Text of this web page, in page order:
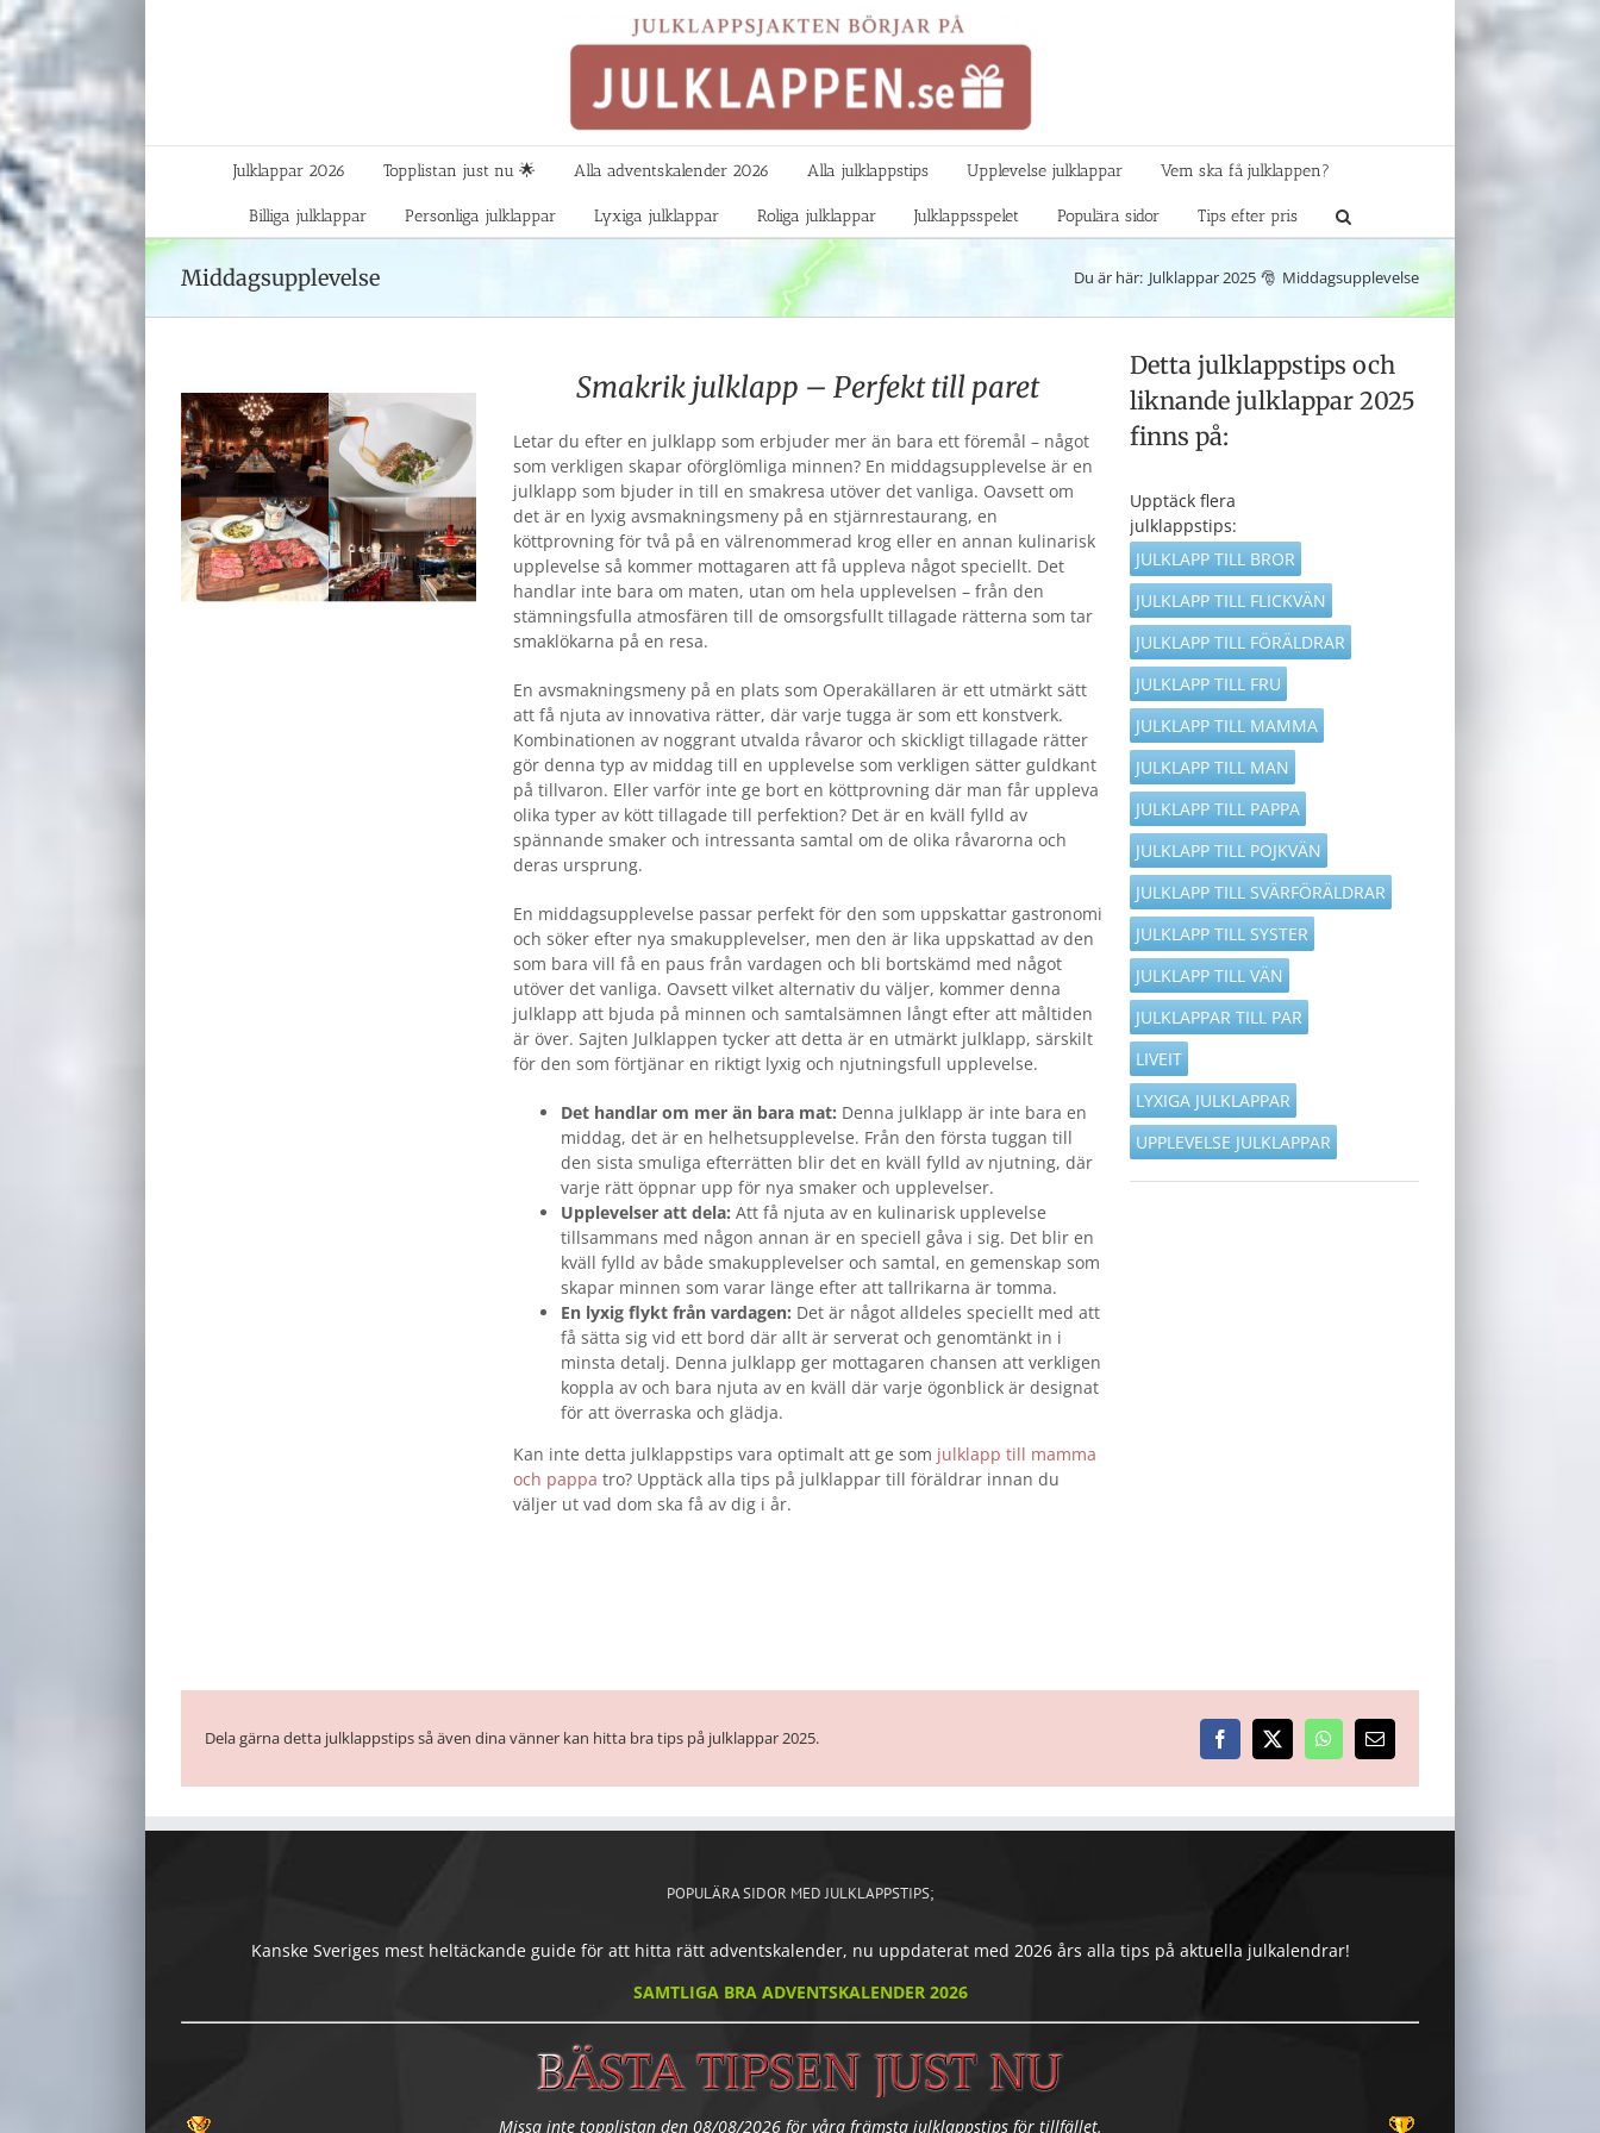
Fortsätt
till
innehållet
Julklappar 2026 Topplistan just nu 🌟 Alla adventskalender 2026 Alla julklappstips Upplevelse julklappar Vem ska få julklappen?
Billiga julklappar Personliga julklappar Lyxiga julklappar Roliga julklappar Julklappsspelet Populära sidor Tips efter pris
Middagsupplevelse Du är här: Julklappar 2025 Middagsupplevelse
Smakrik julklapp – Perfekt till paret
Letar du efter en julklapp som erbjuder mer än bara ett föremål – något
som verkligen skapar oförglömliga minnen? En middagsupplevelse är en
julklapp som bjuder in till en smakresa utöver det vanliga. Oavsett om
det är en lyxig avsmakningsmeny på en stjärnrestaurang, en
köttprovning för två på en välrenommerad krog eller en annan kulinarisk
upplevelse så kommer mottagaren att få uppleva något speciellt. Det
handlar inte bara om maten, utan om hela upplevelsen – från den
stämningsfulla atmosfären till de omsorgsfullt tillagade rätterna som tar
smaklökarna på en resa.
En avsmakningsmeny på en plats som Operakällaren är ett utmärkt sätt
att få njuta av innovativa rätter, där varje tugga är som ett konstverk.
Kombinationen av noggrant utvalda råvaror och skickligt tillagade rätter
gör denna typ av middag till en upplevelse som verkligen sätter guldkant
på tillvaron. Eller varför inte ge bort en köttprovning där man får uppleva
olika typer av kött tillagade till perfektion? Det är en kväll fylld av
spännande smaker och intressanta samtal om de olika råvarorna och
deras ursprung.
En middagsupplevelse passar perfekt för den som uppskattar gastronomi
och söker efter nya smakupplevelser, men den är lika uppskattad av den
som bara vill få en paus från vardagen och bli bortskämd med något
utöver det vanliga. Oavsett vilket alternativ du väljer, kommer denna
julklapp att bjuda på minnen och samtalsämnen långt efter att måltiden
är över. Sajten Julklappen tycker att detta är en utmärkt julklapp, särskilt
för den som förtjänar en riktigt lyxig och njutningsfull upplevelse.
Det handlar om mer än bara mat: Denna julklapp är inte bara en
middag, det är en helhetsupplevelse. Från den första tuggan till
den sista smuliga efterrätten blir det en kväll fylld av njutning, där
varje rätt öppnar upp för nya smaker och upplevelser.
Upplevelser att dela: Att få njuta av en kulinarisk upplevelse
tillsammans med någon annan är en speciell gåva i sig. Det blir en
kväll fylld av både smakupplevelser och samtal, en gemenskap som
skapar minnen som varar länge efter att tallrikarna är tomma.
En lyxig flykt från vardagen: Det är något alldeles speciellt med att
få sätta sig vid ett bord där allt är serverat och genomtänkt in i
minsta detalj. Denna julklapp ger mottagaren chansen att verkligen
koppla av och bara njuta av en kväll där varje ögonblick är designat
för att överraska och glädja.
Kan inte detta julklappstips vara optimalt att ge som julklapp till mamma
och pappa tro? Upptäck alla tips på julklappar till föräldrar innan du
väljer ut vad dom ska få av dig i år.
Detta julklappstips och
liknande julklappar 2025
finns på:
Upptäck flera
julklappstips:
JULKLAPP TILL BROR
JULKLAPP TILL FLICKVÄN
JULKLAPP TILL FÖRÄLDRAR
JULKLAPP TILL FRU
JULKLAPP TILL MAMMA
JULKLAPP TILL MAN
JULKLAPP TILL PAPPA
JULKLAPP TILL POJKVÄN
JULKLAPP TILL SVÄRFÖRÄLDRAR
JULKLAPP TILL SYSTER
JULKLAPP TILL VÄN
JULKLAPPAR TILL PAR
LIVEIT
LYXIGA JULKLAPPAR
UPPLEVELSE JULKLAPPAR
Dela gärna detta julklappstips så även dina vänner kan hitta bra tips på julklappar 2025. Facebook
X WhatsApp
E-
post
POPULÄRA SIDOR MED JULKLAPPSTIPS;
Kanske Sveriges mest heltäckande guide för att hitta rätt adventskalender, nu uppdaterat med 2026 års alla tips på aktuella julkalendrar!
SAMTLIGA BRA ADVENTSKALENDER 2026
Missa inte topplistan den 08/08/2026 för våra främsta julklappstips för tillfället.